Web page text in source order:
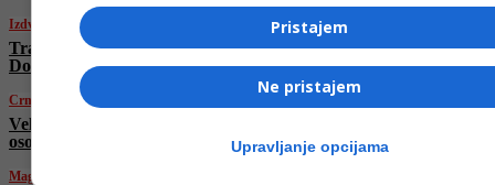
Izdvojeno
Tragedija u Tuzli: Nakon izbijanja požara u
Domu penzionera, dvoje u intenzivnoj njezi
Crna hronika
Veliki požar u domu penzionera u Tuzli, devet
osoba poginulo
Magazin
Pristajem
Ne pristajem
Upravljanje opcijama